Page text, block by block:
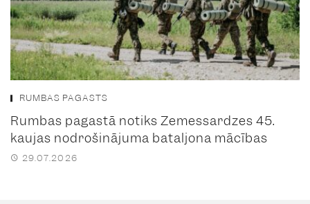
RUMBAS PAGASTS
Rumbas pagastā notiks Zemessardzes 45.
kaujas nodrošinājuma bataljona mācības
29.07.2026